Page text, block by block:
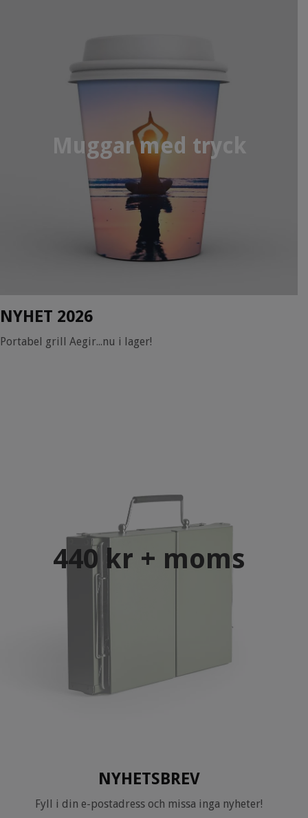
Muggar med tryck
NYHET 2026
Portabel grill Aegir...nu i lager!
440 kr + moms
NYHETSBREV
Fyll i din e-postadress och missa inga nyheter!